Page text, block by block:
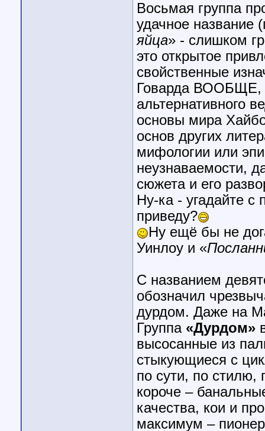
Восьмая группа
удачное название
яйца» - слишком
это открытое
свойственные
Говарда ВООБЩЕ,
альтернативного
основы мира
основ других
мифологии или
неузнаваемости,
сюжета и его
Ну-ка - угадайте с
приведу?
Ну ещё бы не
Уинлоу и «
С названием
обозначил
дурдом. Даже на
Группа «Дурдом»
высосанные из
стыкующиеся с
по сути, по стилю,
короче –
качества, кои и
максимум –